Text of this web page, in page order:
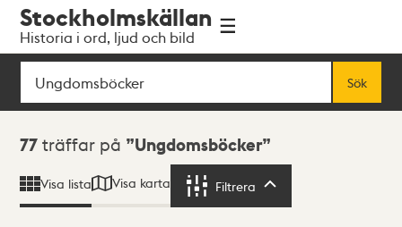
navigationen
huvudinnehållet
Stockholmskällan
Historia i ord, ljud och bild
Sök
Sök
Sökresultat
77 träffar på Ungdomsböcker
Visa lista Visa karta Filtrera